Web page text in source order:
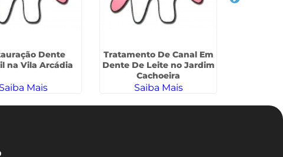
Dente
na Vila Arcádia
Saiba Mais
Tratamento De Canal Em
Dente De Leite no Jardim
Cachoeira
Saiba Mais